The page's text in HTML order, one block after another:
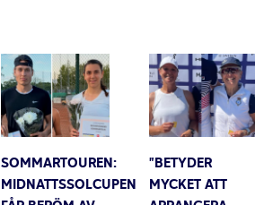
SOMMARTOUREN:
MIDNATTSSOLCUPEN
”BETYDER
MYCKET ATT